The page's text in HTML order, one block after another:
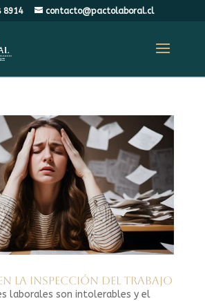
8914 contacto@pactolaboral.cl
la Inspección del Trabajo
laborales son intolerables y el